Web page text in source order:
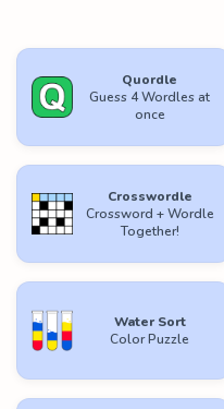
Quordle
Guess 4 Wordles at
once
Crosswordle
Crossword + Wordle
Together!
Water Sort
Color Puzzle